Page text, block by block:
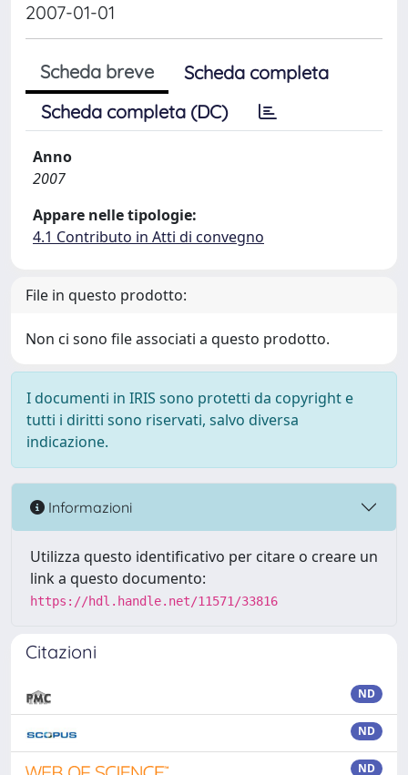
2007-01-01
Scheda breve
Scheda completa
Scheda completa (DC)
Anno
2007
Appare nelle tipologie:
4.1 Contributo in Atti di convegno
File in questo prodotto:
Non ci sono file associati a questo prodotto.
I documenti in IRIS sono protetti da copyright e
tutti i diritti sono riservati, salvo diversa
indicazione.
Informazioni
Utilizza questo identificativo per citare o creare un
link a questo documento:
https://hdl.handle.net/11571/33816
Citazioni
ND
ND
ND